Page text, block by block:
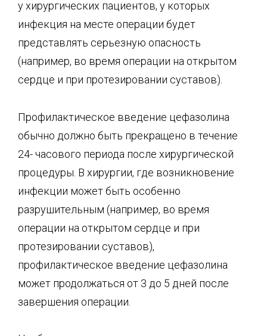
у хирургических пациентов, у которых
инфекция на месте операции будет
представлять серьезную опасность
(например, во время операции на открытом
сердце и при протезировании суставов).
Профилактическое введение цефазолина
обычно должно быть прекращено в течение
24- часового периода после хирургической
процедуры. В хирургии, где возникновение
инфекции может быть особенно
разрушительным (например, во время
операции на открытом сердце и при
протезировании суставов),
профилактическое введение цефазолина
может продолжаться от 3 до 5 дней после
завершения операции.